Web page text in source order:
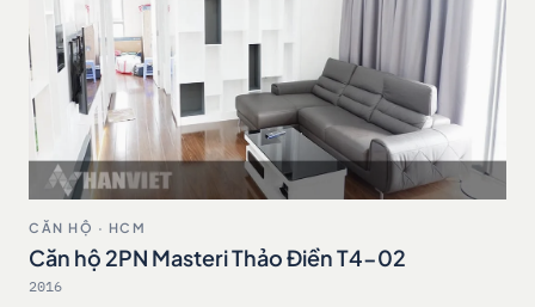
CĂN HỘ · HCM
Căn hộ 2PN Masteri Thảo Điền T4-02
2016